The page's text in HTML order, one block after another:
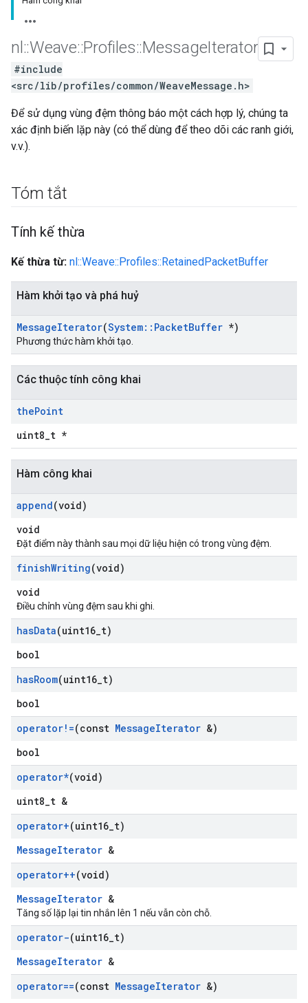
nl ::Weave::Profiles::MessageIterator
#include
<src/lib/profiles/common/WeaveMessage.h>
Để sử dụng vùng đệm thông báo một cách hợp lý, chúng ta
xác định biến lặp này (có thể dùng để theo dõi các ranh giới,
v.v.).
Tóm tắt
Tính kế thừa
Kế thừa từ: nl::Weave::Profiles::RetainedPacketBuffer
Hàm khởi tạo và phá huỷ
MessageIterator(System:: PacketBuffer *)
Phương thức hàm khởi tạo.
Các thuộc tính công khai
thePoint
uint8_t *
Hàm công khai
append(void)
void
Đặt điểm này thành sau mọi dữ liệu hiện có trong vùng đệm.
finishWriting(void)
void
Điều chỉnh vùng đệm sau khi ghi.
hasData(uint16 t)
bool
hasRoom(uint16 t)
bool
operator!=(const MessageIterator &)
bool
operator*(void)
uint8_t &
operator+(uint16 t)
MessageIterator &
operator++(void)
MessageIterator &
Tăng số lặp lại tin nhắn lên 1 nếu vẫn còn chỗ.
operator-(uint16 t)
MessageIterator &
operator==(const MessageIterator &)